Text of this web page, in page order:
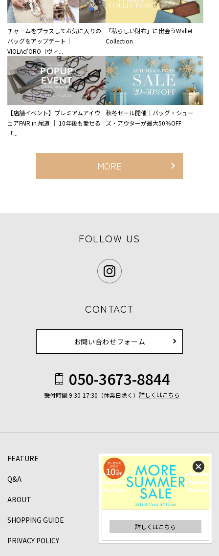
詳しくはこちら
チャームをプラスしてお気に入りの
バッグをアップデート｜
VIOLAd'ORO（ヴィ...
「私らしい財布」に出会うWallet
Collection
【店舗イベント】プレミアムアイウ
ェアFAIR in 尾道 ｜ 10年後も愛せる
「...
秋冬セール開催｜バッグ・シュー
ズ・アウターが最大50％OFF
MORE
FOLLOW US
CONTACT
お問い合わせフォーム
050-3673-8844
受付時間 9:30-17:30（休業日除く） 詳しくはこちら
FEATURE
Q&A
ABOUT
SHOPPING GUIDE
PRIVACY POLICY